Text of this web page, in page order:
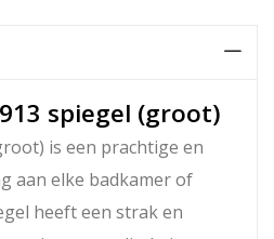
spiegel (groot)
is een prachtige en
aan elke badkamer of
heeft een strak en